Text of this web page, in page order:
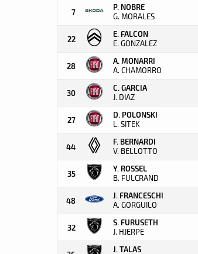
7
P. NOBRE
G. MORALES
22
E. FALCON
E. GONZALEZ
28
A. MONARRI
A. CHAMORRO
30
C. GARCIA
J. DIAZ
27
D. POLONSKI
L. SITEK
44
F. BERNARDI
V. BELLOTTO
35
Y. ROSSEL
B. FULCRAND
48
J. FRANCESCHI
A. GORGUILO
32
S. FURUSETH
J. HJERPE
J. TALAS